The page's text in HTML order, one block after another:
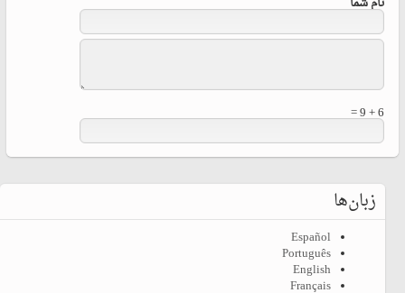
6 + 9 =
زبان‌ها
Español
Português
English
Français